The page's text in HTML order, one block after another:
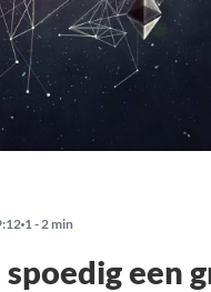
1 - 2 min
een